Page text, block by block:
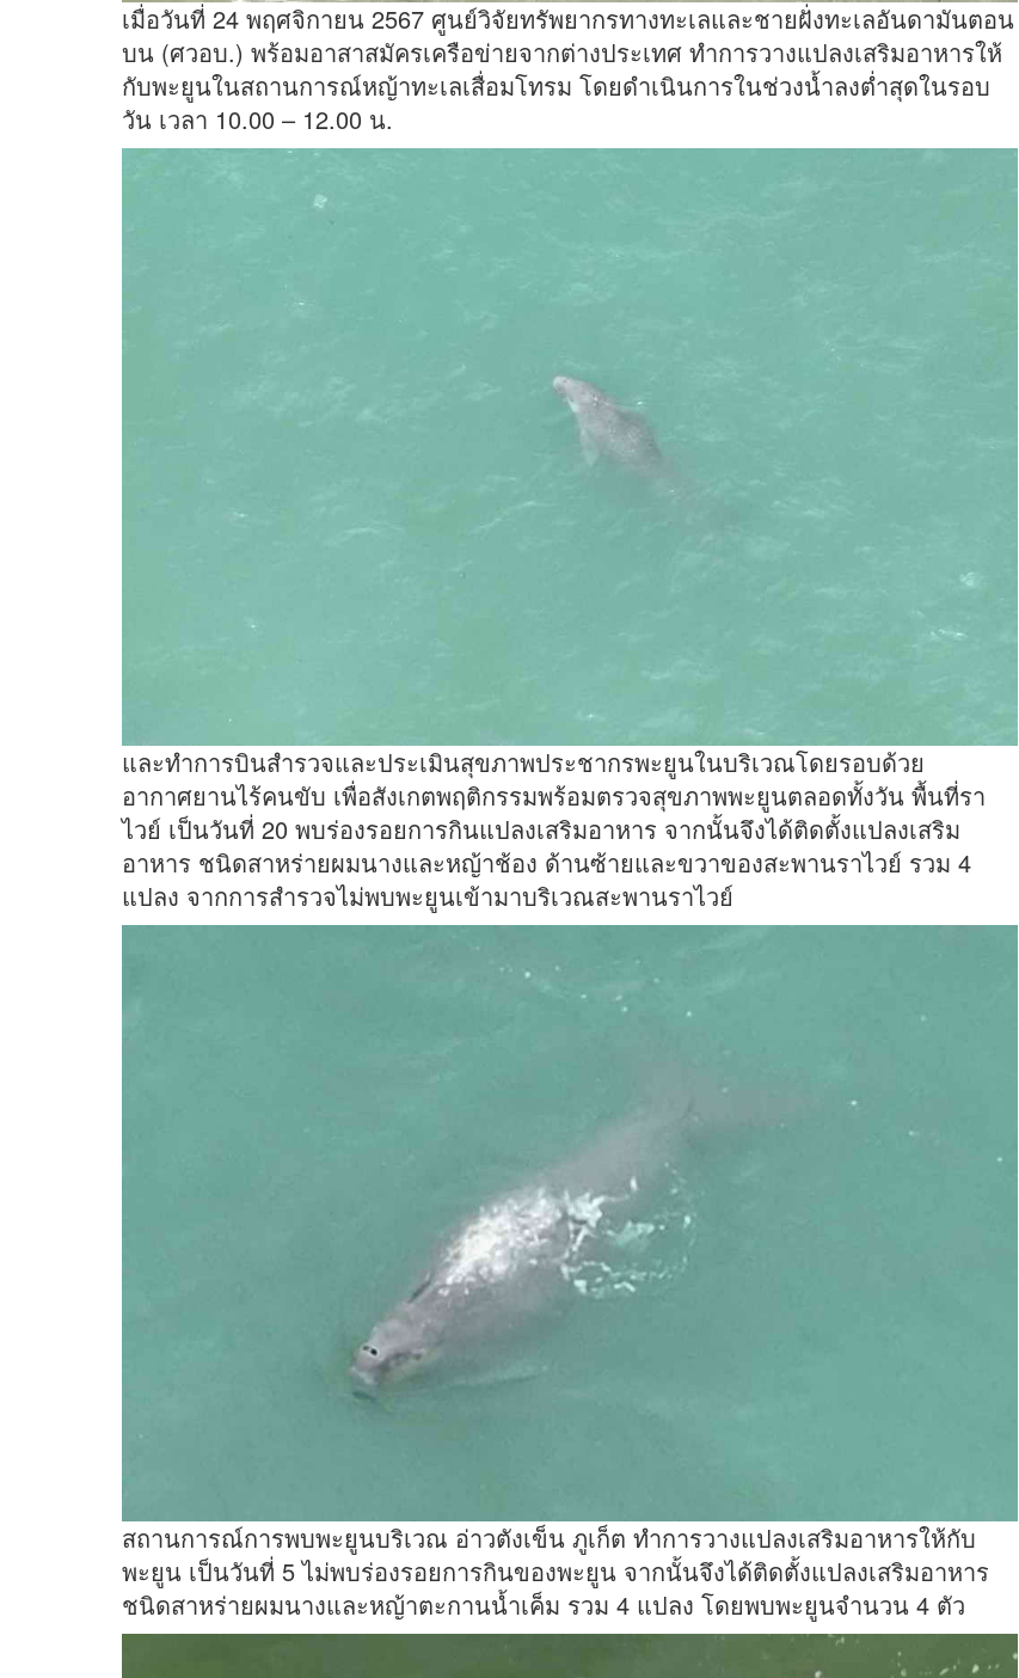
เมื่อวันที่ 24 พฤศจิกายน 2567 ศูนย์วิจัยทรัพยากรทางทะเลและชายฝั่งทะเลอันดามันตอน
บน (ศวอบ.) พร้อมอาสาสมัครเครือข่ายจากต่างประเทศ ทำการวางแปลงเสริมอาหารให้
กับพะยูนในสถานการณ์หญ้าทะเลเสื่อมโทรม โดยดำเนินการในช่วงน้ำลงต่ำสุดในรอบ
วัน เวลา 10.00 – 12.00 น.
และทำการบินสำรวจและประเมินสุขภาพประชากรพะยูนในบริเวณโดยรอบด้วย
อากาศยานไร้คนขับ เพื่อสังเกตพฤติกรรมพร้อมตรวจสุขภาพพะยูนตลอดทั้งวัน พื้นที่รา
ไวย์ เป็นวันที่ 20 พบร่องรอยการกินแปลงเสริมอาหาร จากนั้นจึงได้ติดตั้งแปลงเสริม
อาหาร ชนิดสาหร่ายผมนางและหญ้าช้อง ด้านซ้ายและขวาของสะพานราไวย์ รวม 4
แปลง จากการสำรวจไม่พบพะยูนเข้ามาบริเวณสะพานราไวย์
สถานการณ์การพบพะยูนบริเวณ อ่าวตังเข็น ภูเก็ต ทำการวางแปลงเสริมอาหารให้กับ
พะยูน เป็นวันที่ 5 ไม่พบร่องรอยการกินของพะยูน จากนั้นจึงได้ติดตั้งแปลงเสริมอาหาร
ชนิดสาหร่ายผมนางและหญ้าตะกานน้ำเค็ม รวม 4 แปลง โดยพบพะยูนจำนวน 4 ตัว